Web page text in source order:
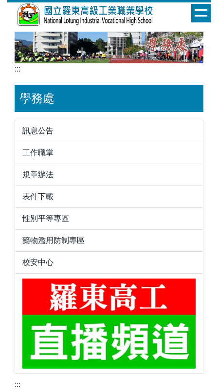
:::
學務處
訊息公告
工作職掌
規章辦法
表件下載
性別平等專區
藥物濫用防制專區
校安中心
:::